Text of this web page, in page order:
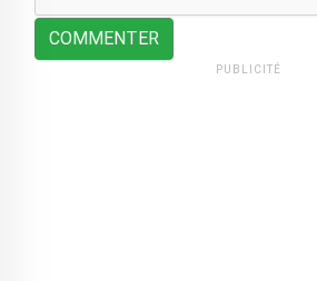
COMMENTER
PUBLICITÉ